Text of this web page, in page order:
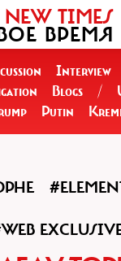
NEW TIMES
ВРЕМЯ
Interview
Blogs /
Putin